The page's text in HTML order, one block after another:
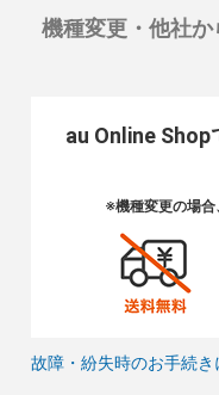
機種変更・他社
au Online
※機種変更の場合
故障・紛失時のお手続き